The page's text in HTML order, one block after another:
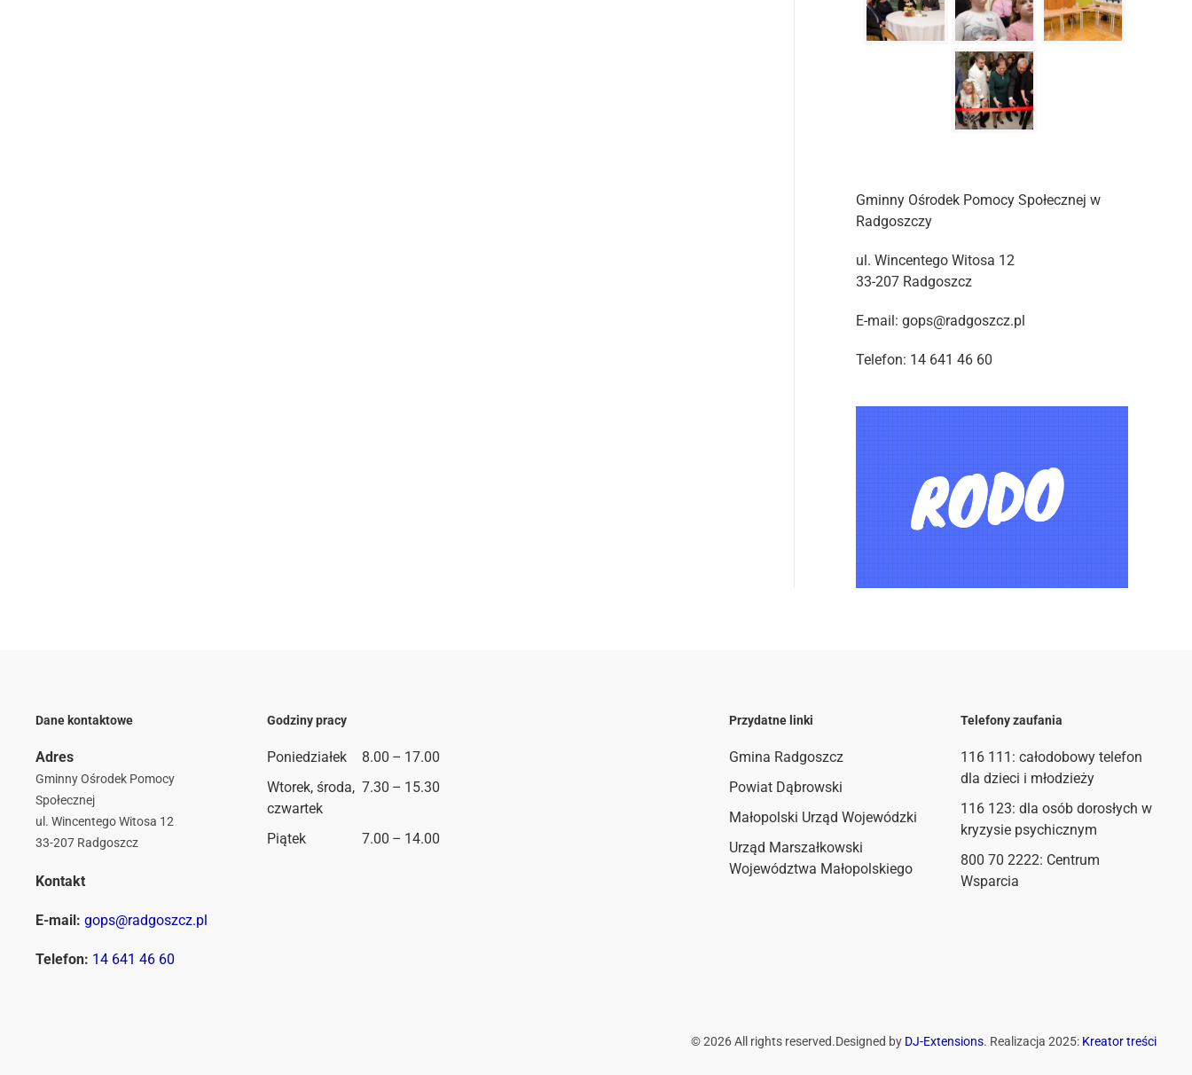
Gminny Ośrodek Pomocy Społecznej w
Radgoszczy
ul. Wincentego Witosa 12
33-207 Radgoszcz
E-mail: gops@radgoszcz.pl
Telefon: 14 641 46 60
Dane kontaktowe
Adres
Gminny Ośrodek Pomocy
Społecznej
ul. Wincentego Witosa 12
33-207 Radgoszcz
Kontakt
E-mail: gops@radgoszcz.pl
Telefon: 14 641 46 60
Godziny pracy
Poniedziałek
8.00 – 17.00
Wtorek, środa,
czwartek
7.30 – 15.30
Piątek 7.00 – 14.00
Przydatne linki
Gmina Radgoszcz
Powiat Dąbrowski
Małopolski Urząd Wojewódzki
Urząd Marszałkowski
Województwa Małopolskiego
Telefony zaufania
116 111 : całodobowy telefon
dla dzieci i młodzieży
116 123: dla osób dorosłych w
kryzysie psychicznym
800 70 2222: Centrum
Wsparcia
©2026All rights reserved.Designed by DJ-Extensions. Realizacja 2025: Kreator treści